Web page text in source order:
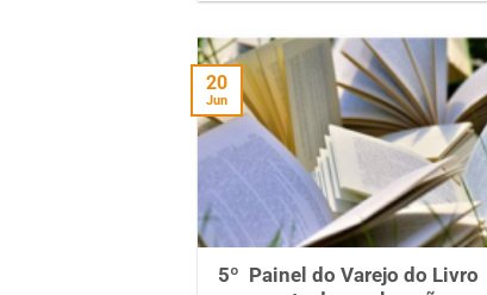
5º Painel do Varejo do Livro
20
Jun